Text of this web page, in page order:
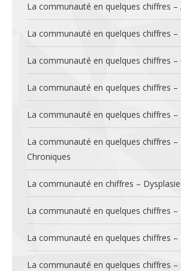
La communauté en quelques chiffres –
La communauté en quelques chiffres –
La communauté en quelques chiffres –
La communauté en quelques chiffres –
La communauté en quelques chiffres –
La communauté en quelques chiffres –
Chroniques
La communauté en chiffres –
La communauté en quelques chiffres
La communauté en quelques chiffres –
La communauté en quelques chiffres –